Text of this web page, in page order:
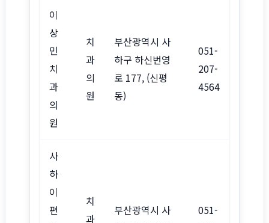
이
상
민
치
과
의
원
치
과
의
원
부산광역시 사
하구 하신번영
로 177, (신평
동)
051-
207-
4564
사
하
이
편
치
과
부산광역시 사
051-